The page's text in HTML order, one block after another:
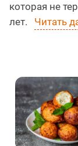
которая не
лет.
Читать